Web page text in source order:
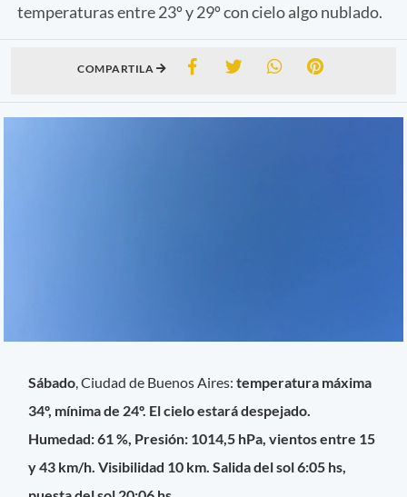
temperaturas entre 23º y 29º con cielo algo nublado.
COMPARTILA
Sábado , Ciudad de Buenos Aires:temperatura máxima
34º, mínima de 24º. El cielo estará despejado.
Humedad: 61 %, Presión: 1014,5 hPa, vientos entre 15
y 43 km/h. Visibilidad 10 km. Salida del sol 6:05 hs,